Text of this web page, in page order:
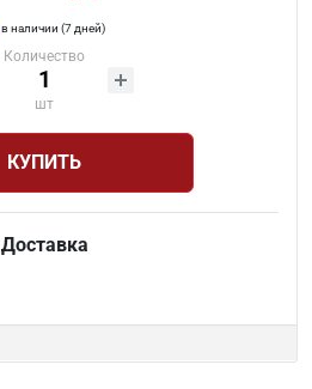
в наличии (7 дней)
Количество
шт
КУПИТЬ
Доставка